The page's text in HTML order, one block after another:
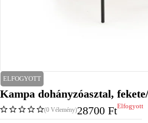
ELFOGYOTT
Kampa dohányzóasztal,
(0 Vélemény)28700 FtElfogyott